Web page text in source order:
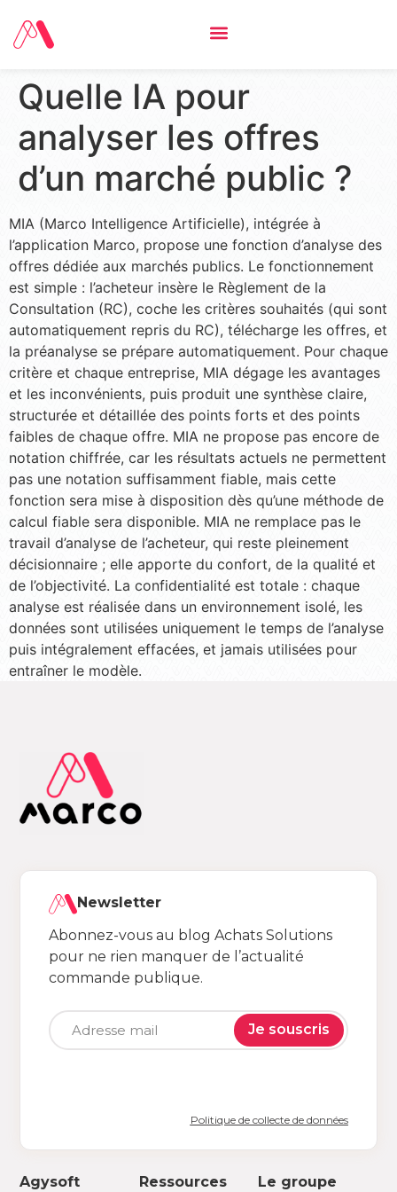
Quelle IA pour
analyser les offres
d’un marché public ?
MIA (Marco Intelligence Artificielle), intégrée à
l’application Marco, propose une fonction d’analyse des
offres dédiée aux marchés publics. Le fonctionnement
est simple : l’acheteur insère le Règlement de la
Consultation (RC), coche les critères souhaités (qui sont
automatiquement repris du RC), télécharge les offres, et
la préanalyse se prépare automatiquement. Pour chaque
critère et chaque entreprise, MIA dégage les avantages
et les inconvénients, puis produit une synthèse claire,
structurée et détaillée des points forts et des points
faibles de chaque offre. MIA ne propose pas encore de
notation chiffrée, car les résultats actuels ne permettent
pas une notation suffisamment fiable, mais cette
fonction sera mise à disposition dès qu’une méthode de
calcul fiable sera disponible. MIA ne remplace pas le
travail d’analyse de l’acheteur, qui reste pleinement
décisionnaire ; elle apporte du confort, de la qualité et
de l’objectivité. La confidentialité est totale : chaque
analyse est réalisée dans un environnement isolé, les
données sont utilisées uniquement le temps de l’analyse
puis intégralement effacées, et jamais utilisées pour
entraîner le modèle.
Agysoft Ressources Le groupe
Newsletter
Abonnez-vous au blog Achats Solutions
pour ne rien manquer de l’actualité
commande publique.
Je souscris
Politique de collecte de données